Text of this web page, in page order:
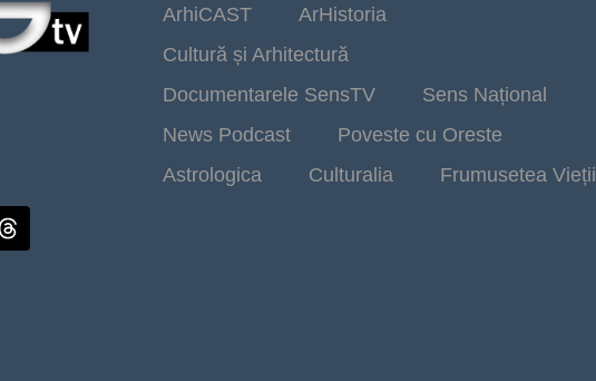
ArhiCAST
ArHistoria
Cultură și Arhitectură
Documentarele SensTV
Sens Național
News Podcast
Poveste cu Oreste
Astrologica
Culturalia Frumusetea Vieții